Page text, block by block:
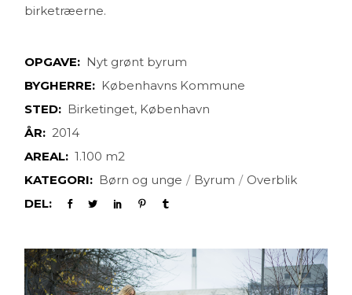
birketræerne.
OPGAVE: Nyt grønt byrum
BYGHERRE: Københavns Kommune
STED: Birketinget, København
ÅR: 2014
AREAL: 1.100 m2
KATEGORI: Børn og unge Byrum
Overblik
DEL: